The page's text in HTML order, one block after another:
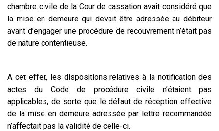
chambre civile de la Cour de cassation avait considéré que
la mise en demeure qui devait être adressée au débiteur
avant d’engager une procédure de recouvrement n’était pas
de nature contentieuse.
A cet effet, les dispositions relatives à la notification des
actes du Code de procédure civile n’étaient pas
applicables, de sorte que le défaut de réception effective
de la mise en demeure adressée par lettre recommandée
n’affectait pas la validité de celle-ci.